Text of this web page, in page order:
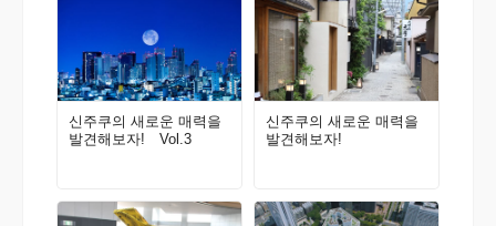
신주쿠의 새로운 매력을
발견해보자! Vol.3
신주쿠의 새로운 매력을
발견해보자!